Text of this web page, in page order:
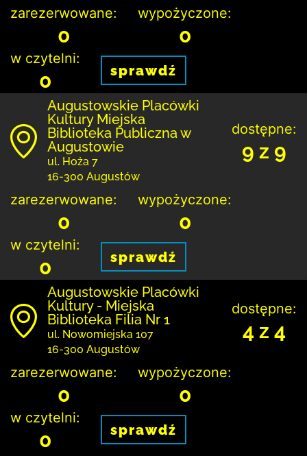
zarezerwowane:
0
wypożyczone:
0
w czytelni:
0 sprawdź
Augustowskie Placówki
Kultury Miejska
Biblioteka Publiczna w
Augustowie
ul. Hoża 7
16-300 Augustów
dostępne:
9 z 9
zarezerwowane:
0
wypożyczone:
0
w czytelni:
0 sprawdź
Augustowskie Placówki
Kultury - Miejska
Biblioteka Filia Nr 1
ul. Nowomiejska 107
16-300 Augustów
dostępne:
4 z 4
zarezerwowane:
0
wypożyczone:
0
w czytelni:
0 sprawdź